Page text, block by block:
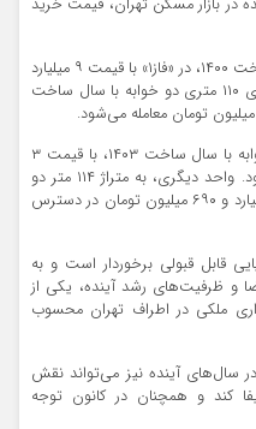
یک واحد ۱۲۰ متری سه خوابه با سال ساخت ۱۴۰۰، در «فاز۱» با قیمت ۹ میلیارد
تومان به فروش می‌رسد. همچنین، واحدی ۱۱۰ متری دو خوابه با سال ساخت
در «فاز ۲» نیز یک واحد ۱۰۰ متری دو خوابه با سال ساخت ۱۴۰۳، با قیمت ۳
میلیارد و ۲۰۰ میلیون تومان عرضه می‌شود. واحد دیگری، به متراژ ۱۱۴ متر دو
خوابه با سال ساخت ۱۴۰۱، با قیمت ۹ میلیارد و ۶۹۰ میلیون تومان در دسترس
قابل قبولی برخوردار است و به
و ظرفیت‌های رشد آینده، یکی از
ملکی در اطراف تهران محسوب
سال‌های آینده نیز می‌تواند نقش
کند و همچنان در کانون توجه